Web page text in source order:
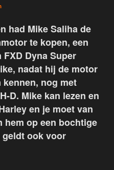
had Mike Saliha de
te kopen, een
Dyna Super
nadat hij de motor
nog met
D. Mike kan lezen en
en je moet van
hem op een bochtige
geldt ook voor